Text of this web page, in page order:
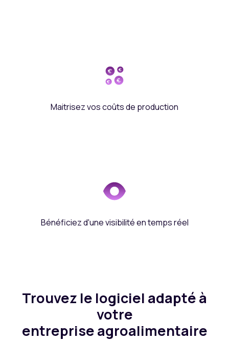
Maitrisez vos coûts de production
Bénéficiez d'une visibilité en temps réel
Trouvez le logiciel adapté à
votre
entreprise agroalimentaire